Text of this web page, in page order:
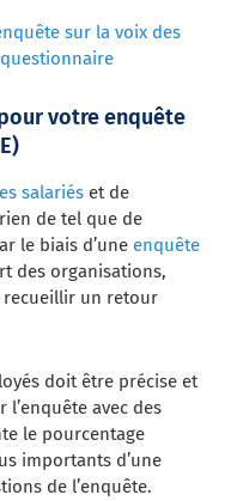
sur la voix des
votre enquête
salariés et de
de tel que de
le biais d’une enquête
des organisations,
recueillir un retour
doit être précise et
avec des
le pourcentage
importants d’une
de l’enquête.